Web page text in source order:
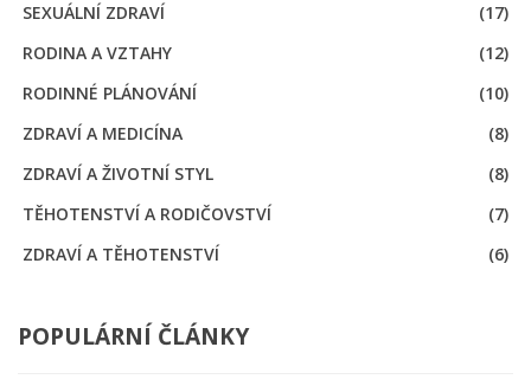
SEXUÁLNÍ ZDRAVÍ
(17)
RODINA A VZTAHY
(12)
RODINNÉ PLÁNOVÁNÍ
(10)
ZDRAVÍ A MEDICÍNA
(8)
ZDRAVÍ A ŽIVOTNÍ STYL
(8)
TĚHOTENSTVÍ A RODIČOVSTVÍ
(7)
ZDRAVÍ A TĚHOTENSTVÍ
(6)
POPULÁRNÍ ČLÁNKY